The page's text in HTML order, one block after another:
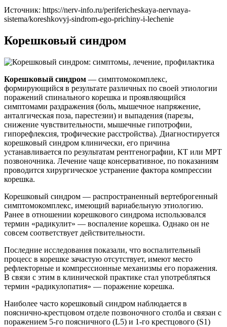
Источник: https://nerv-info.ru/perifericheskaya-nervnaya-
sistema/koreshkovyj-sindrom-ego-prichiny-i-lechenie
Корешковый синдром
Корешковый синдром — симптомокомплекс,
формирующийся в результате различных по своей этиологии
поражений спинального корешка и проявляющийся
симптомами раздражения (боль, мышечное напряжение,
анталгическая поза, парестезии) и выпадения (парезы,
снижение чувствительности, мышечные гипотрофии,
гипорефлексия, трофические расстройства). Диагностируется
корешковый синдром клинически, его причина
устанавливается по результатам рентгенографии, КТ или МРТ
позвоночника. Лечение чаще консервативное, по показаниям
проводится хирургическое устранение фактора компрессии
корешка.
Корешковый синдром — распространенный вертеброгенный
симптомокомплекс, имеющий вариабельную этиологию.
Ранее в отношении корешкового синдрома использовался
термин «радикулит» — воспаление корешка. Однако он не
совсем соответствует действительности.
Последние исследования показали, что воспалительный
процесс в корешке зачастую отсутствует, имеют место
рефлекторные и компрессионные механизмы его поражения.
В связи с этим в клинической практике стал употребляться
термин «радикулопатия» — поражение корешка.
Наиболее часто корешковый синдром наблюдается в
пояснично-крестцовом отделе позвоночного столба и связан с
поражением 5-го поясничного (L5) и 1-го крестцового (S1)